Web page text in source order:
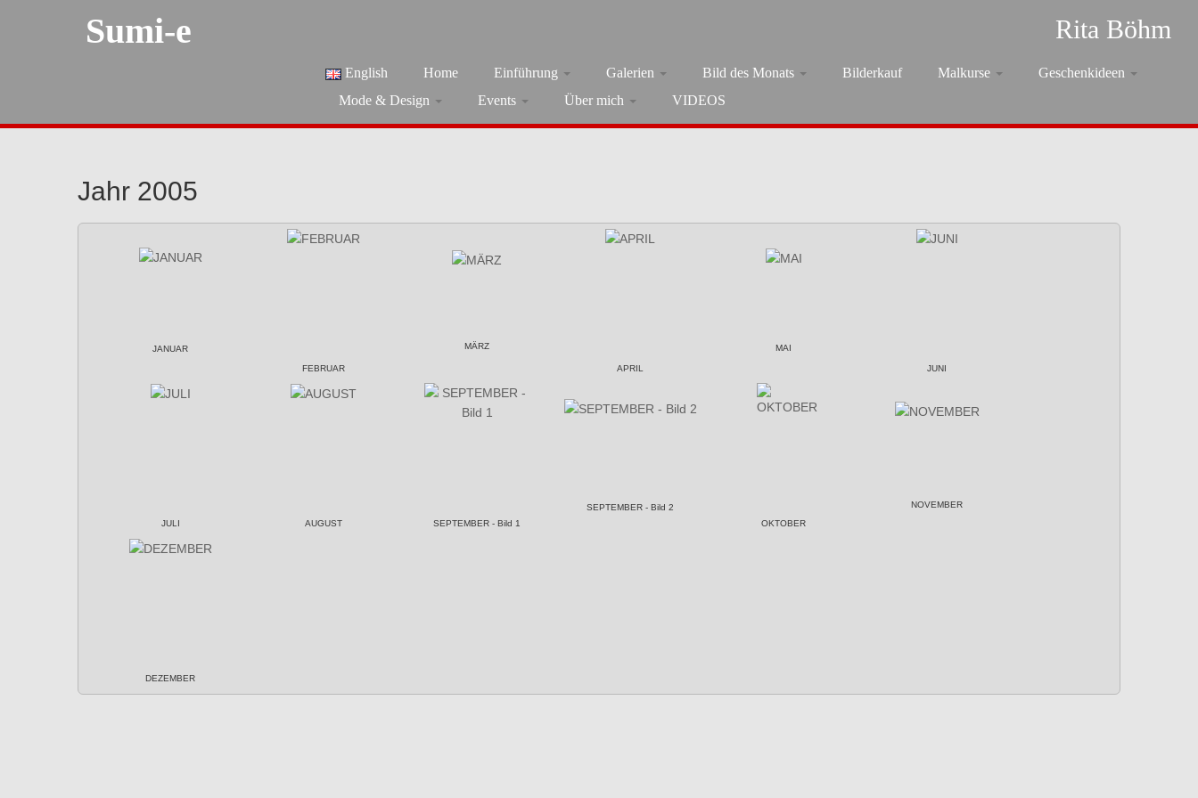
Sumi-e Rita Böhm
English Home Einführung Galerien Bild des Monats Bilderkauf Malkurse
Geschenkideen
Mode & Design
Events Über mich VIDEOS
Jahr 2005
JANUAR
FEBRUAR
MÄRZ
APRIL
MAI
JUNI
JULI AUGUST SEPTEMBER - Bild 1
SEPTEMBER - Bild 2
OKTOBER
NOVEMBER
DEZEMBER